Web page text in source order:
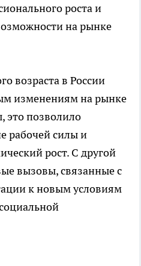
роста и
на рынке
возраста в России
изменениям на рынке
это позволило
рабочей силы и
рост. С другой
вызовы, связанные с
к новым условиям